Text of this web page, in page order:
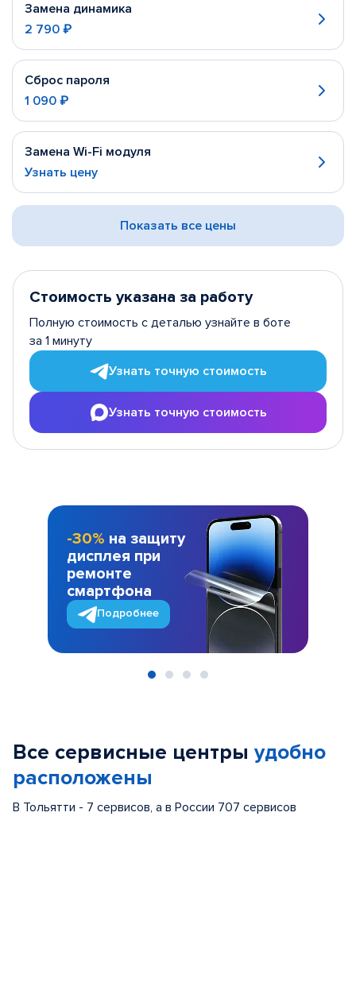
Замена динамика
2 790 ₽
Сброс пароля
1 090 ₽
Замена Wi-Fi модуля
Узнать цену
Показать все цены
Стоимость указана за работу
Полную стоимость с деталью узнайте в боте
за 1 минуту
Узнать точную стоимость
Узнать точную стоимость
-30% на защиту
дисплея при
ремонте
смартфона
Подробнее
Все сервисные центры удобно
расположены
В Тольятти - 7 сервисов, а в России 707 сервисов